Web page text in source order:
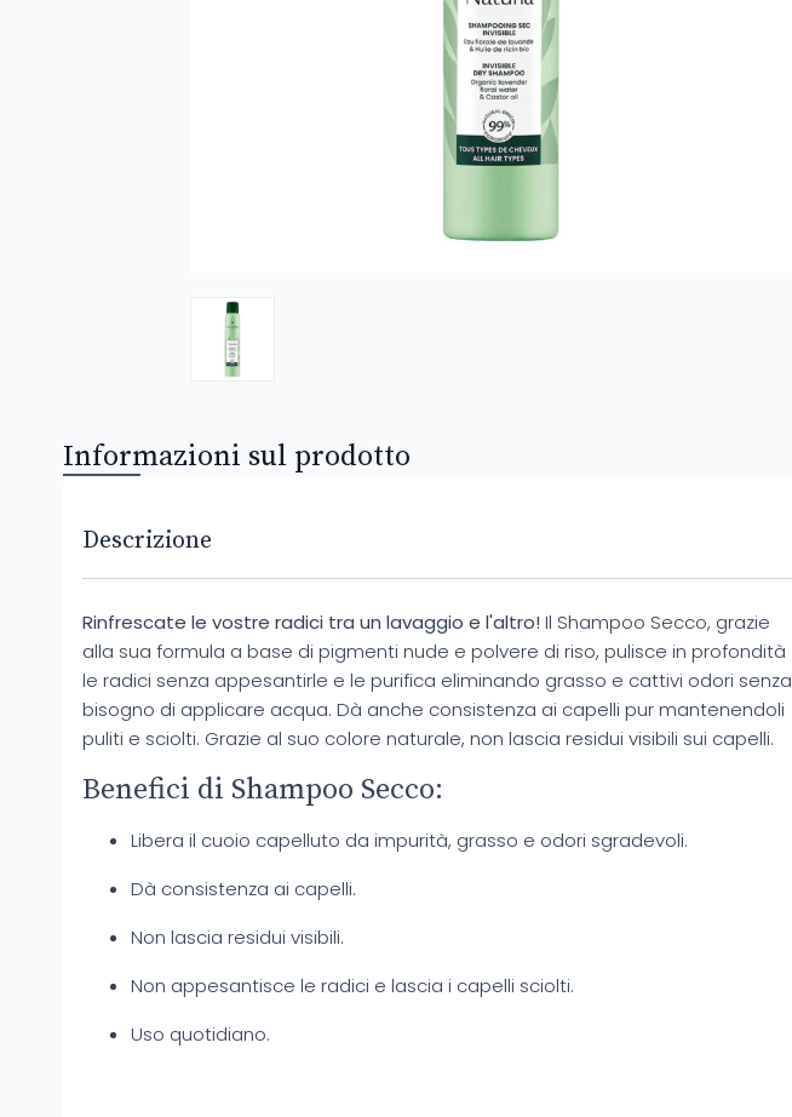
Informazioni sul prodotto
Descrizione
Rinfrescate le vostre radici tra un lavaggio e l'altro! Il Shampoo Secco, grazie
alla sua formula a base di pigmenti nude e polvere di riso, pulisce in profondità
le radici senza appesantirle e le purifica eliminando grasso e cattivi odori senza
bisogno di applicare acqua. Dà anche consistenza ai capelli pur mantenendoli
puliti e sciolti. Grazie al suo colore naturale, non lascia residui visibili sui capelli.
Benefici di Shampoo Secco:
Libera il cuoio capelluto da impurità, grasso e odori sgradevoli.
Dà consistenza ai capelli.
Non lascia residui visibili.
Non appesantisce le radici e lascia i capelli sciolti.
Uso quotidiano.